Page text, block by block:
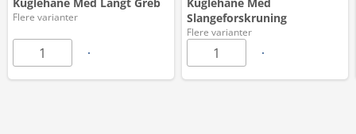
Flere varianter
Slangeforskruning
Flere varianter